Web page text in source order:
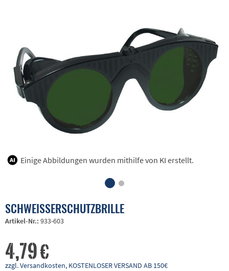
Einige Abbildungen wurden mithilfe von KI erstellt.
SCHWEISSERSCHUTZBRILLE
Artikel-Nr.: 933-603
4,79 €
zzgl. Versandkosten, KOSTENLOSER VERSAND AB 150€